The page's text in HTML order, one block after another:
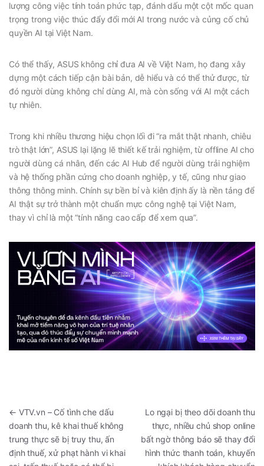
lượng công việc tính toán phức tạp, đánh dấu một cột mốc quan
trọng trong việc thúc đẩy đổi mới AI trong nước và củng cố chủ
quyền AI tại Việt Nam.
Có thể thấy, ASUS không chỉ đưa AI về Việt Nam, họ đang xây
dựng một cách tiếp cận bài bản, dễ hiểu và có thể thử được, từ
đó người dùng không chỉ dùng AI, mà còn sống với AI một cách
tự nhiên.
Trong khi nhiều thương hiệu chọn lối đi “ra mắt thật nhanh, chiêu
trò thật lớn”, ASUS lại lặng lẽ thiết kế trải nghiệm, từ offline AI cho
người dùng cá nhân, đến các AI Hub để người dùng trải nghiệm
và hệ thống phần cứng cho doanh nghiệp, y tế, cũng như giao
thông thông minh. Chính sự bền bỉ và kiên định ấy là nền tảng để
AI thật sự trở thành một chuẩn mực công nghệ tại Việt Nam,
thay vì chỉ là một “tính năng cao cấp để xem qua”.
← VTV.vn – Cố tình che dấu
doanh thu, kê khai thuế không
trung thực sẽ bị truy thu, ấn
định thuế, xử phạt hành vi khai
Lo ngại bị theo dõi doanh thu
thực, nhiều chủ shop online
bất ngờ thông báo sẽ thay đổi
hình thức thanh toán, khuyến